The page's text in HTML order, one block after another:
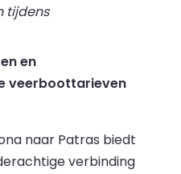
tijdens
en
veerboottarieven
naar Patras biedt
verbinding